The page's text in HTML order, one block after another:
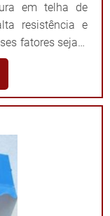
em telha de
resistência e
fatores sejam
aquisição seja
no
SOLICITAM O
processos
destacar que
da produção,
para evitar